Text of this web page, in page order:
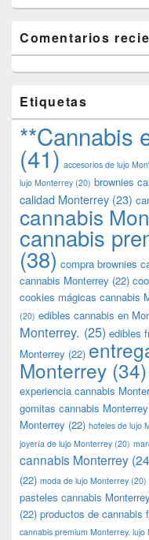
Comentarios
Etiquetas
**Cannabis
(41) accesorios de lujo
lujo Monterrey (20) brownies
calidad Monterrey (23)
cannabis
cannabis
(38) compra brownies
cannabis Monterrey (22)
cookies mágicas cannabis
(20) edibles cannabis en
Monterrey. (25) edibles
Monterrey (22)
Monterrey (34)
experiencia cannabis
gomitas cannabis Monterrey
Monterrey (22) hoteles de lujo
joyería de lujo Monterrey (20)
cannabis Monterrey
(22) moda de lujo Monterrey (20)
pasteles cannabis Monterrey
(22) productos de cannabis
cannabis premium Monterrey. lujo